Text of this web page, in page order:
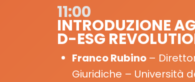
11:00
INTRODUZIONE
D-ESG
Franco Rubino –
Giuridiche – Università